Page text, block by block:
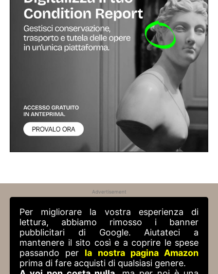
Advertisement
Per migliorare la vostra esperienza di
lettura, abbiamo rimosso i banner
pubblicitari di Google. Aiutateci a
mantenere il sito così e a coprire le spese
passando per la nostra pagina Amazon
prima di fare acquisti di qualsiasi genere.